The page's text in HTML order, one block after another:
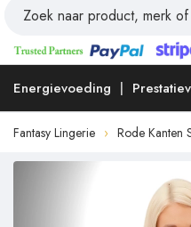
Energievoeding
Fantasy Lingerie Rode Kanten